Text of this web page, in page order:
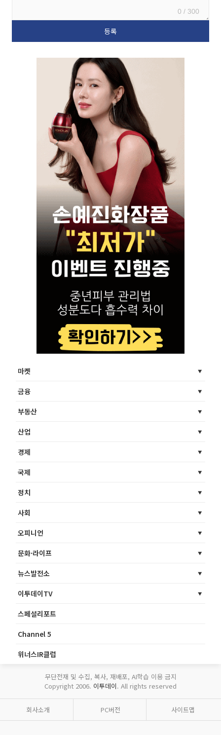
0 / 300
마켓
금융
부동산
산업
경제
국제
정치
사회
오피니언
문화·라이프
뉴스발전소
이투데이TV
스페셜리포트
Channel 5
위너스IR클럽
무단전재 및 수집, 복사, 재배포, AI학습 이용 금지
Copyright 2006. 이투데이. All rights reserved
회사소개 PC버전 사이트맵